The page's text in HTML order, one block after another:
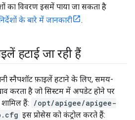
का विवरण इसमें पाया जा सकता है
के बारे में जानकारी
.
हटाई जा रही हैं
स्नैपशॉट फ़ाइलें हटाने के लिए, समय-
है जो सिस्टम में अपडेट होने पर
हैं: /opt/apigee/apigee-
इस प्रोसेस को कंट्रोल करते हैं: